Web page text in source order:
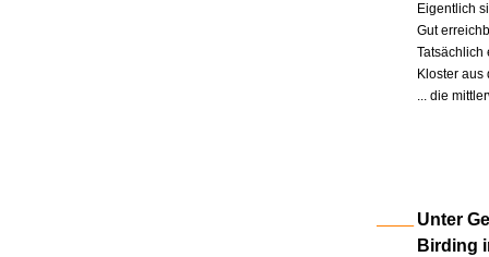
Eigentlich
Gut
Tatsächlich
Kloster
... die
Unter
Birding